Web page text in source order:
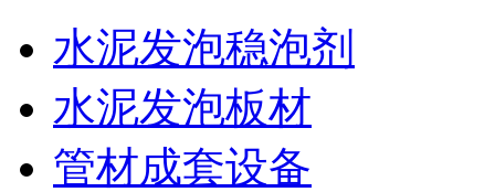
水泥发泡稳泡剂
水泥发泡板材
管材成套设备